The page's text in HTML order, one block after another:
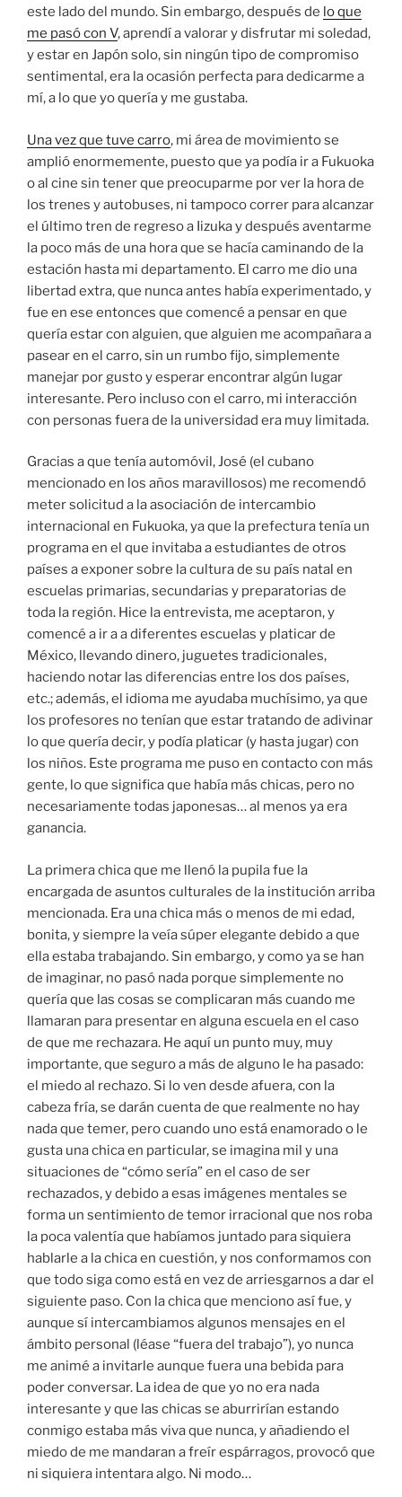
este lado del mundo. Sin embargo, después de lo que
me pasó con V, aprendí a valorar y disfrutar mi soledad,
y estar en Japón solo, sin ningún tipo de compromiso
sentimental, era la ocasión perfecta para dedicarme a
mí, a lo que yo quería y me gustaba.
Una vez que tuve carro, mi área de movimiento se
amplió enormemente, puesto que ya podía ir a Fukuoka
o al cine sin tener que preocuparme por ver la hora de
los trenes y autobuses, ni tampoco correr para alcanzar
el último tren de regreso a Iizuka y después aventarme
la poco más de una hora que se hacía caminando de la
estación hasta mi departamento. El carro me dio una
libertad extra, que nunca antes había experimentado, y
fue en ese entonces que comencé a pensar en que
quería estar con alguien, que alguien me acompañara a
pasear en el carro, sin un rumbo fijo, simplemente
manejar por gusto y esperar encontrar algún lugar
interesante. Pero incluso con el carro, mi interacción
con personas fuera de la universidad era muy limitada.
Gracias a que tenía automóvil, José (el cubano
mencionado en los años maravillosos) me recomendó
meter solicitud a la asociación de intercambio
internacional en Fukuoka, ya que la prefectura tenía un
programa en el que invitaba a estudiantes de otros
países a exponer sobre la cultura de su país natal en
escuelas primarias, secundarias y preparatorias de
toda la región. Hice la entrevista, me aceptaron, y
comencé a ir a a diferentes escuelas y platicar de
México, llevando dinero, juguetes tradicionales,
haciendo notar las diferencias entre los dos países,
etc.; además, el idioma me ayudaba muchísimo, ya que
los profesores no tenían que estar tratando de adivinar
lo que quería decir, y podía platicar (y hasta jugar) con
los niños. Este programa me puso en contacto con más
gente, lo que significa que había más chicas, pero no
necesariamente todas japonesas… al menos ya era
ganancia.
La primera chica que me llenó la pupila fue la
encargada de asuntos culturales de la institución arriba
mencionada. Era una chica más o menos de mi edad,
bonita, y siempre la veía súper elegante debido a que
ella estaba trabajando. Sin embargo, y como ya se han
de imaginar, no pasó nada porque simplemente no
quería que las cosas se complicaran más cuando me
llamaran para presentar en alguna escuela en el caso
de que me rechazara. He aquí un punto muy, muy
importante, que seguro a más de alguno le ha pasado:
el miedo al rechazo. Si lo ven desde afuera, con la
cabeza fría, se darán cuenta de que realmente no hay
nada que temer, pero cuando uno está enamorado o le
gusta una chica en particular, se imagina mil y una
situaciones de “cómo sería” en el caso de ser
rechazados, y debido a esas imágenes mentales se
forma un sentimiento de temor irracional que nos roba
la poca valentía que habíamos juntado para siquiera
hablarle a la chica en cuestión, y nos conformamos con
que todo siga como está en vez de arriesgarnos a dar el
siguiente paso. Con la chica que menciono así fue, y
aunque sí intercambiamos algunos mensajes en el
ámbito personal (léase “fuera del trabajo”), yo nunca
me animé a invitarle aunque fuera una bebida para
poder conversar. La idea de que yo no era nada
interesante y que las chicas se aburrirían estando
conmigo estaba más viva que nunca, y añadiendo el
miedo de me mandaran a freír espárragos, provocó que
ni siquiera intentara algo. Ni modo…